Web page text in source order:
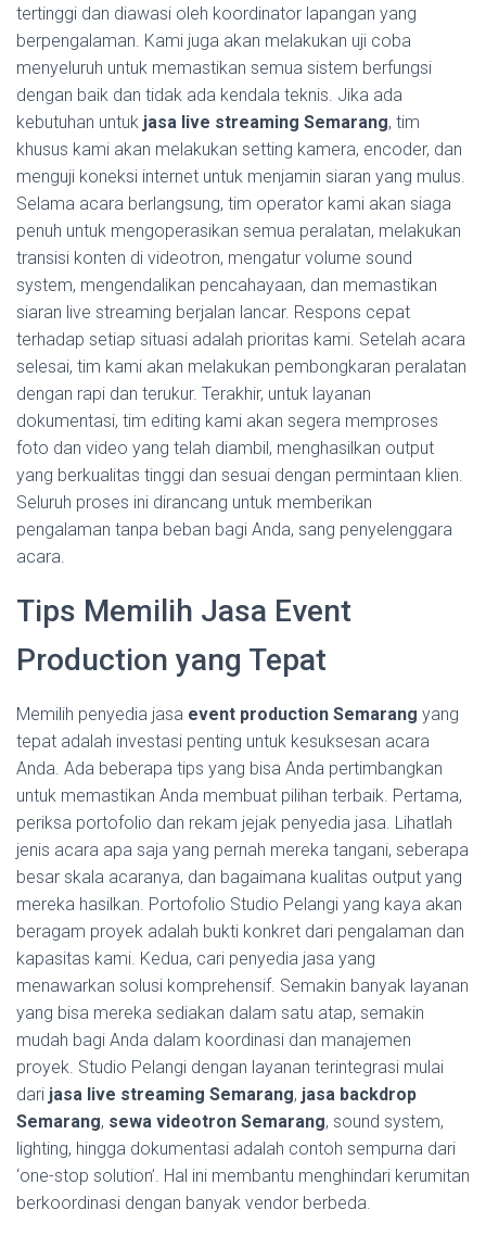
tertinggi dan diawasi oleh koordinator lapangan yang
berpengalaman. Kami juga akan melakukan uji coba
menyeluruh untuk memastikan semua sistem berfungsi
dengan baik dan tidak ada kendala teknis. Jika ada
kebutuhan untuk jasa live streaming Semarang, tim
khusus kami akan melakukan setting kamera, encoder, dan
menguji koneksi internet untuk menjamin siaran yang mulus.
Selama acara berlangsung, tim operator kami akan siaga
penuh untuk mengoperasikan semua peralatan, melakukan
transisi konten di videotron, mengatur volume sound
system, mengendalikan pencahayaan, dan memastikan
siaran live streaming berjalan lancar. Respons cepat
terhadap setiap situasi adalah prioritas kami. Setelah acara
selesai, tim kami akan melakukan pembongkaran peralatan
dengan rapi dan terukur. Terakhir, untuk layanan
dokumentasi, tim editing kami akan segera memproses
foto dan video yang telah diambil, menghasilkan output
yang berkualitas tinggi dan sesuai dengan permintaan klien.
Seluruh proses ini dirancang untuk memberikan
pengalaman tanpa beban bagi Anda, sang penyelenggara
acara.
Tips Memilih Jasa Event
Production yang Tepat
Memilih penyedia jasa event production Semarang yang
tepat adalah investasi penting untuk kesuksesan acara
Anda. Ada beberapa tips yang bisa Anda pertimbangkan
untuk memastikan Anda membuat pilihan terbaik. Pertama,
periksa portofolio dan rekam jejak penyedia jasa. Lihatlah
jenis acara apa saja yang pernah mereka tangani, seberapa
besar skala acaranya, dan bagaimana kualitas output yang
mereka hasilkan. Portofolio Studio Pelangi yang kaya akan
beragam proyek adalah bukti konkret dari pengalaman dan
kapasitas kami. Kedua, cari penyedia jasa yang
menawarkan solusi komprehensif. Semakin banyak layanan
yang bisa mereka sediakan dalam satu atap, semakin
mudah bagi Anda dalam koordinasi dan manajemen
proyek. Studio Pelangi dengan layanan terintegrasi mulai
dari jasa live streaming Semarang, jasa backdrop
Semarang, sewa videotron Semarang, sound system,
lighting, hingga dokumentasi adalah contoh sempurna dari
‘one-stop solution’. Hal ini membantu menghindari kerumitan
berkoordinasi dengan banyak vendor berbeda.